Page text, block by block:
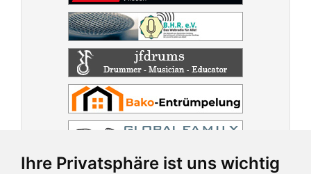
Ihre Privatsphäre ist uns wichtig